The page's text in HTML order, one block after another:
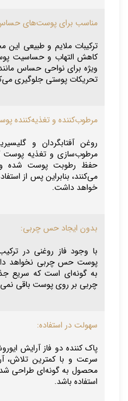
مناسب برای پوست‌های
ترکیبات ملایم و طبیعی
کاهش التهاب و حساسیت
ویژه برای نواحی حساس
تحریکات پوستی جلوگیری
مرطوب‌کننده و تغذیه‌کننده
روغن آفتابگردان و
مرطوب‌سازی و تغذیه پوست
حفظ رطوبت پوست شده
می‌کنند، بنابراین پس از
خواهد داشت.
بدون ایجاد حس چربی:
با وجود فاز روغنی در
پوست حس چربی نخواهد
به گونه‌ای است که سریع
چربی بر روی پوست باقی
سهولت در استفاده:
پاک کننده دو فاز آرایش
سرعت و با کمترین تلاش،
محصول به گونه‌ای طراحی
استفاده باشد.